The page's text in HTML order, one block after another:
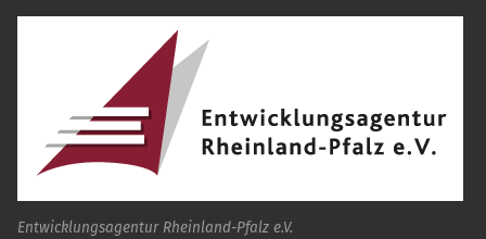
Entwicklungsagentur Rheinland-Pfalz e.V.